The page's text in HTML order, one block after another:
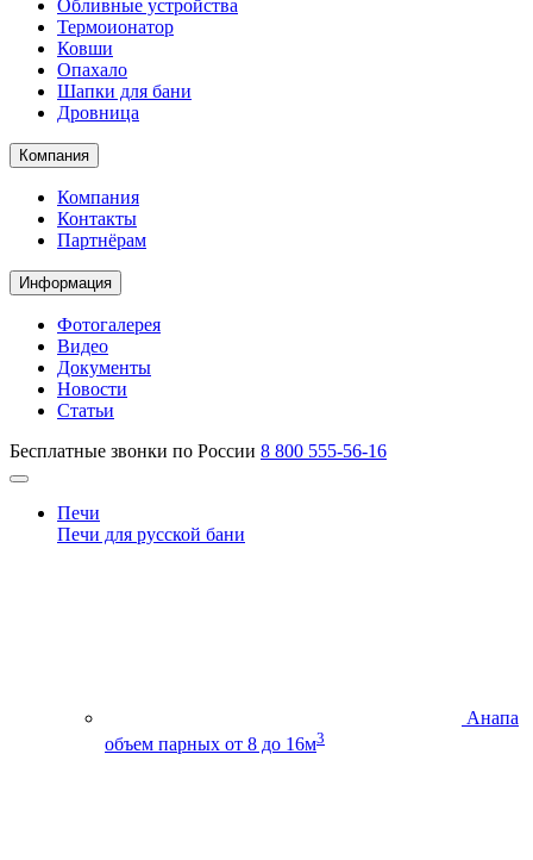
Обливные устройства
Термоионатор
Ковши
Опахало
Шапки для бани
Дровница
Компания
Компания
Контакты
Партнёрам
Информация
Фотогалерея
Видео
Документы
Новости
Статьи
Бесплатные звонки по России 8 800 555-56-16
Печи
Печи для русской бани
Анапа
объем парных от 8 до 16м3